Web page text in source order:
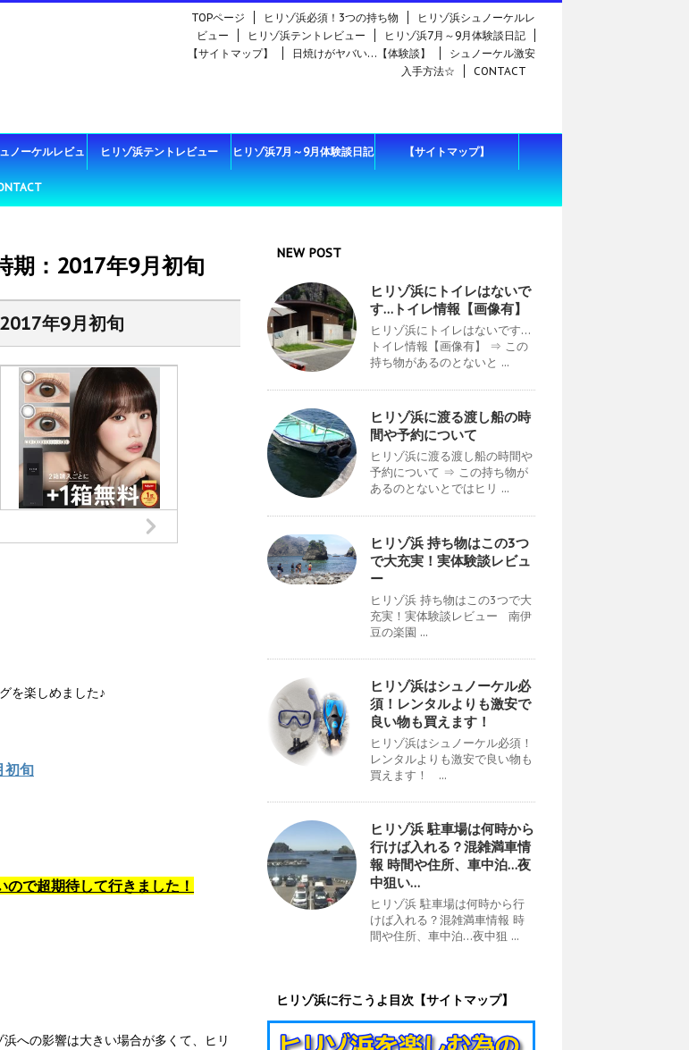
TOPページ ヒリゾ浜必須！3つの持ち物
ヒリゾ浜シュノーケルレ
ビュー
ヒリゾ浜テントレビュー
ヒリゾ浜7月～9月体験談日記
【サイトマップ】
日焼けがヤバい…【体験談】
シュノーケル激安
入手方法☆
CONTACT
ノーケルレビュ
ー
ヒリゾ浜テントレビュー ヒリゾ浜7月～9月体験談日記 【サイトマップ】
期：2017年9月初旬
年9月初旬
を楽しめました♪
初旬
で超期待して行きました！
への影響は大きい場合が多くて、ヒリ
NEW POST
ヒリゾ浜にトイレはないで
す…トイレ情報【画像有】
ヒリゾ浜にトイレはないです…
トイレ情報【画像有】 ⇒ この
持ち物があるのとないと ...
ヒリゾ浜に渡る渡し船の時
間や予約について
ヒリゾ浜に渡る渡し船の時間や
予約について ⇒ この持ち物が
あるのとないとではヒリ ...
ヒリゾ浜 持ち物はこの3つ
で大充実！実体験談レビュ
ー
ヒリゾ浜 持ち物はこの3つで大
充実！実体験談レビュー 南伊
豆の楽園 ...
ヒリゾ浜はシュノーケル必
須！レンタルよりも激安で
良い物も買えます！
ヒリゾ浜はシュノーケル必須！
レンタルよりも激安で良い物も
買えます！ ...
ヒリゾ浜 駐車場は何時から
行けば入れる？混雑満車情
報 時間や住所、車中泊…夜
中狙い…
ヒリゾ浜 駐車場は何時から行
けば入れる？混雑満車情報 時
間や住所、車中泊…夜中狙 ...
ヒリゾ浜に行こうよ目次【サイトマップ】